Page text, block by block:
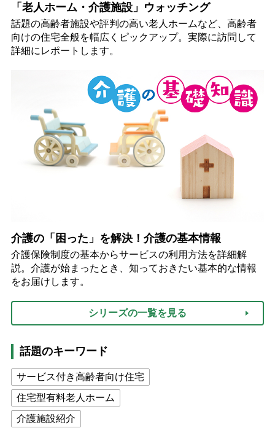
「老人ホーム・介護施設」ウォッチング
話題の高齢者施設や評判の高い老人ホームなど、高齢者
向けの住宅全般を幅広くピックアップ。実際に訪問して
詳細にレポートします。
介護の「困った」を解決！介護の基本情報
介護保険制度の基本からサービスの利用方法を詳細解
説。介護が始まったとき、知っておきたい基本的な情報
をお届けします。
シリーズの一覧を見る
話題のキーワード
サービス付き高齢者向け住宅
住宅型有料老人ホーム
介護施設紹介